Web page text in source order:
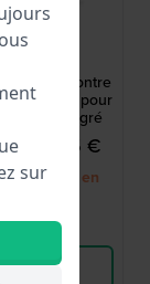
00
38 mm Montre
pour
GPS intégré
299,95 €
de retour en
produits
sur